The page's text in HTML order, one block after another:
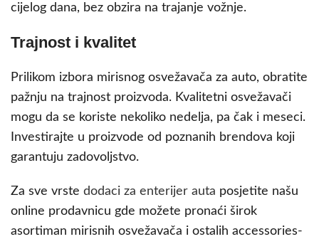
cijelog dana, bez obzira na trajanje vožnje.
Trajnost i kvalitet
Prilikom izbora mirisnog osvežavača za auto, obratite
pažnju na trajnost proizvoda. Kvalitetni osvežavači
mogu da se koriste nekoliko nedelja, pa čak i meseci.
Investirajte u proizvode od poznanih brendova koji
garantuju zadovoljstvo.
Za sve vrste dodaci za enterijer auta posjetite našu
online prodavnicu gde možete pronaći širok
asortiman mirisnih osvežavača i ostalih accessories-